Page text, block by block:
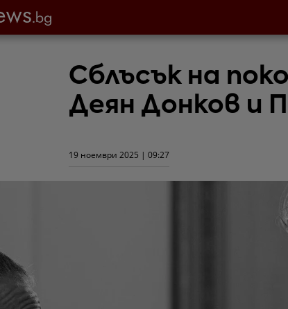
Сблъсък на
Деян Донков и
19 ноември 2025 | 09:27